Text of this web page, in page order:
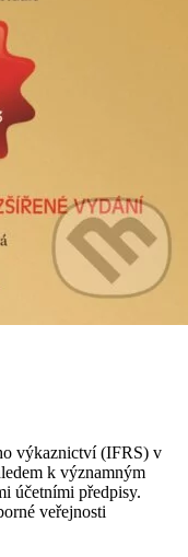
výkaznictví (IFRS) v
k významným
účetními předpisy.
veřejnosti